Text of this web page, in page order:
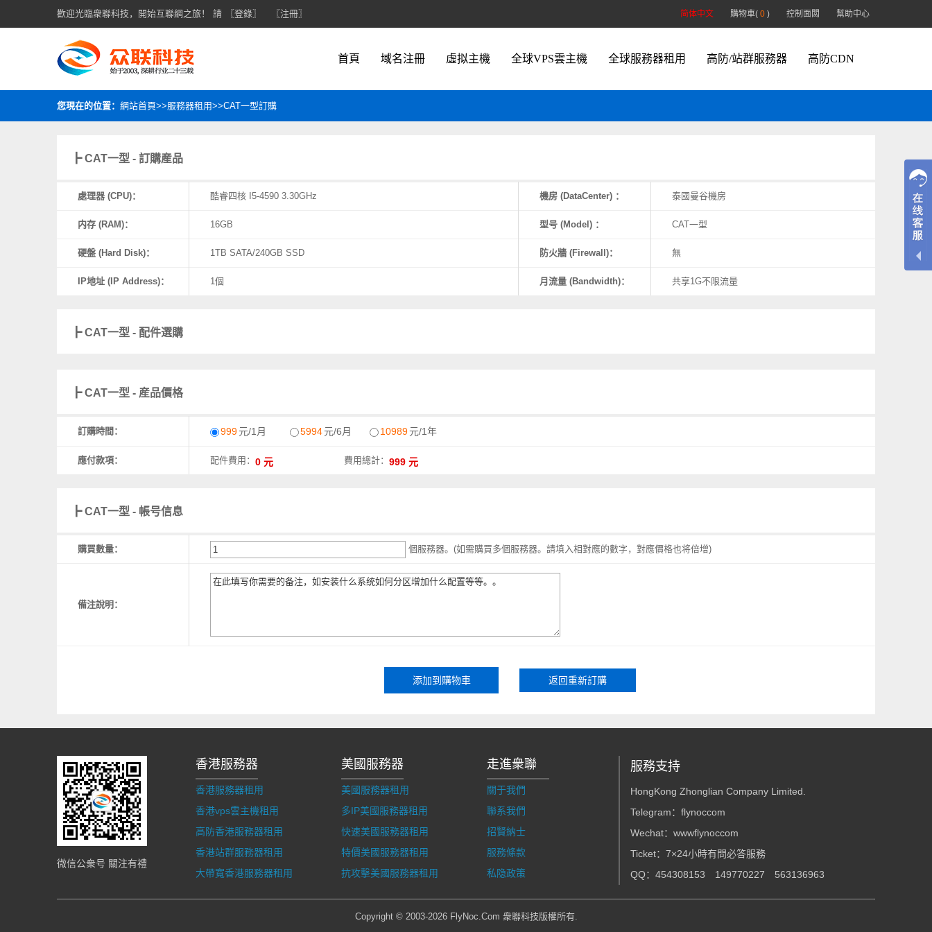
歡迎光臨衆聯科技，開始互聯網之旅！ 請 〖登錄〗 〖注冊〗 简体中文 購物車( 0 ) 控制面闆 幫助中心
首頁 域名注冊 虛拟主機 全球VPS雲主機 全球服務器租用 高防/站群服務器 高防CDN
您現在的位置： 網站首頁>>服務器租用>>CAT一型訂購
┣ CAT一型 - 訂購産品
處理器 (CPU)： 酷睿四核 I5-4590 3.30GHz 機房 (DataCenter) ： 泰國曼谷機房
内存 (RAM)： 16GB 型号 (Model) ： CAT一型
硬盤 (Hard Disk)： 1TB SATA/240GB SSD 防火牆 (Firewall)： 無
IP地址 (IP Address)： 1個 月流量 (Bandwidth)： 共享1G不限流量
┣ CAT一型 - 配件選購
┣ CAT一型 - 産品價格
訂購時間： 999元/1月 5994元/6月 10989元/1年
應付款項： 配件費用： 費用總計：
┣ CAT一型 - 帳号信息
購買數量： 個服務器。(如需購買多個服務器。請填入相對應的數字，對應價格也将倍增)
備注說明：
返回重新訂購
微信公衆号 關注有禮
香港服務器
香港服務器租用
香港vps雲主機租用
高防香港服務器租用
香港站群服務器租用
大帶寬香港服務器租用
美國服務器
美國服務器租用
多IP美國服務器租用
快速美國服務器租用
特價美國服務器租用
抗攻擊美國服務器租用
走進衆聯
關于我們
聯系我們
招賢納士
服務條款
私隐政策
服務支持
HongKong Zhonglian Company Limited.
Telegram： flynoccom
Wechat：wwwflynoccom
Ticket： 7×24小時有問必答服務
QQ： 454308153 149770227 563136963
Copyright © 2003-2026 FlyNoc.Com 衆聯科技版權所有.